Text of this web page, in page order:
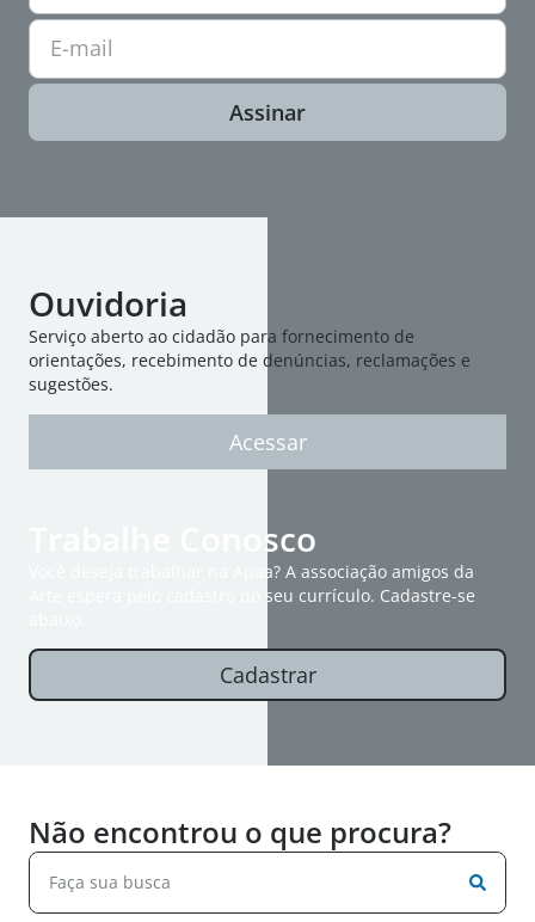
E-mail
Assinar
Ouvidoria
Serviço aberto ao cidadão para fornecimento de
orientações, recebimento de denúncias, reclamações e
sugestões.
Acessar
Trabalhe Conosco
Você deseja trabalhar na Apaa? A associação amigos da
Arte espera pelo cadastro do seu currículo. Cadastre-se
Cadastrar
Não encontrou o que procura?